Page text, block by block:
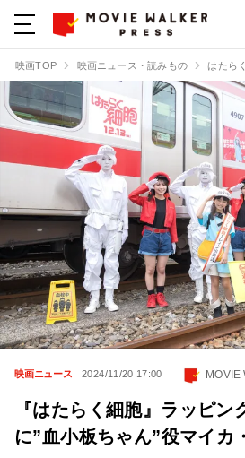
映画TOP 映画ニュース・読みもの はたら
映画ニュース 2024/11/20 17:00 MOVIE
『はたらく細胞』ラッピン
に”血小板ちゃん”役マイカ